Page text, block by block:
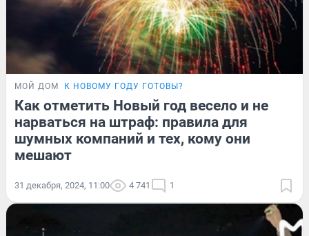
МОЙ ДОМ К НОВОМУ ГОДУ ГОТОВЫ?
Как отметить Новый год весело и не
нарваться на штраф: правила для
шумных компаний и тех, кому они
мешают
31 декабря, 2024, 11:00 4 741 1